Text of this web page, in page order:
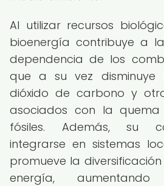
Al utilizar recursos
bioenergía contribuye a
dependencia de los
que a su vez disminuye
dióxido de carbono y
asociados con la quema
fósiles. Además, su
integrarse en sistemas
promueve la
energía,